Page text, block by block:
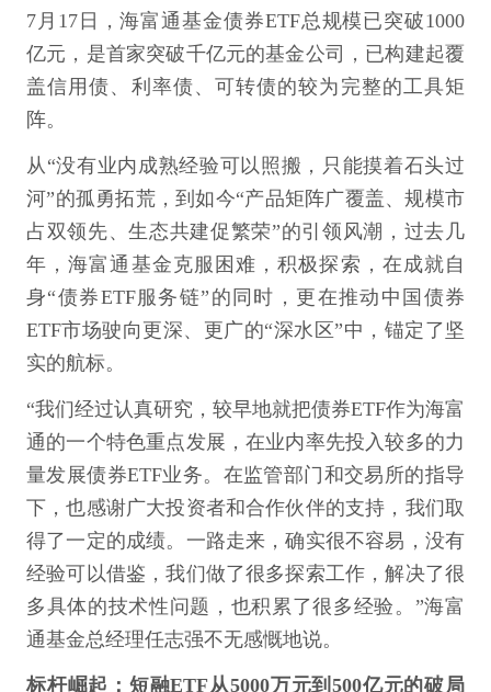
7月17日，海富通基金债券ETF总规模已突破1000
亿元，是首家突破千亿元的基金公司，已构建起覆
盖信用债、利率债、可转债的较为完整的工具矩
阵。
从“没有业内成熟经验可以照搬，只能摸着石头过
河”的孤勇拓荒，到如今“产品矩阵广覆盖、规模市
占双领先、生态共建促繁荣”的引领风潮，过去几
年，海富通基金克服困难，积极探索，在成就自
身“债券ETF服务链”的同时，更在推动中国债券
ETF市场驶向更深、更广的“深水区”中，锚定了坚
实的航标。
“我们经过认真研究，较早地就把债券ETF作为海富
通的一个特色重点发展，在业内率先投入较多的力
量发展债券ETF业务。在监管部门和交易所的指导
下，也感谢广大投资者和合作伙伴的支持，我们取
得了一定的成绩。一路走来，确实很不容易，没有
经验可以借鉴，我们做了很多探索工作，解决了很
多具体的技术性问题，也积累了很多经验。”海富
通基金总经理任志强不无感慨地说。
标杆崛起：短融ETF从5000万元到500亿元的破局